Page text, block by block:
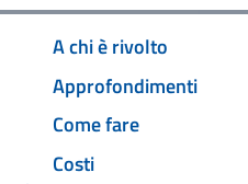
A chi è rivolto
Approfondimenti
Come fare
Costi